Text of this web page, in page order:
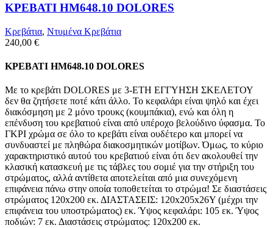
ΚΡΕΒΑΤΙ HM648.10 DOLORES
Κρεβάτια, Ντυμένα Κρεβάτια
240,00 €
ΚΡΕΒΑΤΙ HM648.10 DOLORES
Με το κρεβάτι DOLORES με 3-ΕΤΗ ΕΓΓΥΗΣΗ ΣΚΕΛΕΤΟΥ
δεν θα ζητήσετε ποτέ κάτι άλλο. Το κεφαλάρι είναι ψηλό και έχει
διακόσμηση με 2 μόνο τρουκς (κουμπάκια), ενώ και όλη η
επένδυση του κρεβατιού είναι από υπέροχο βελούδινο ύφασμα. Το
ΓΚΡΙ χρώμα σε όλο το κρεβάτι είναι ουδέτερο και μπορεί να
συνδυαστεί με πληθώρα διακοσμητικών μοτίβων. Όμως, το κύριο
χαρακτηριστικό αυτού του κρεβατιού είναι ότι δεν ακολουθεί την
κλασική κατασκευή με τις τάβλες του σομιέ για την στήριξη του
στρώματος, αλλά αντίθετα αποτελείται από μια συνεχόμενη
επιφάνεια πάνω στην οποία τοποθετείται το στρώμα! Σε διαστάσεις
στρώματος 120x200 εκ. ΔΙΑΣΤΑΣΕΙΣ: 120x205x26Υ (μέχρι την
επιφάνεια του υποστρώματος) εκ. Ύψος κεφαλάρι: 105 εκ. Ύψος
ποδιών: 7 εκ. Διαστάσεις στρώματος: 120x200 εκ.